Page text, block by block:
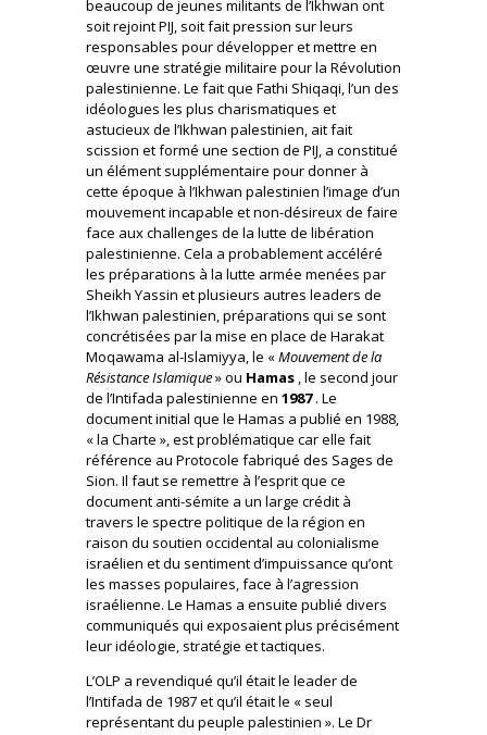
beaucoup de jeunes militants de l’Ikhwan ont
soit rejoint PIJ, soit fait pression sur leurs
responsables pour développer et mettre en
œuvre une stratégie militaire pour la Révolution
palestinienne. Le fait que Fathi Shiqaqi, l’un des
idéologues les plus charismatiques et
astucieux de l’Ikhwan palestinien, ait fait
scission et formé une section de PIJ, a constitué
un élément supplémentaire pour donner à
cette époque à l’Ikhwan palestinien l’image d’un
mouvement incapable et non-désireux de faire
face aux challenges de la lutte de libération
palestinienne. Cela a probablement accéléré
les préparations à la lutte armée menées par
Sheikh Yassin et plusieurs autres leaders de
l’Ikhwan palestinien, préparations qui se sont
concrétisées par la mise en place de Harakat
Moqawama al-Islamiyya, le «Mouvement de la
Résistance Islamique» ou Hamas , le second jour
de l’Intifada palestinienne en 1987. Le
document initial que le Hamas a publié en 1988,
« la Charte », est problématique car elle fait
référence au Protocole fabriqué des Sages de
Sion. Il faut se remettre à l’esprit que ce
document anti-sémite a un large crédit à
travers le spectre politique de la région en
raison du soutien occidental au colonialisme
israélien et du sentiment d’impuissance qu’ont
les masses populaires, face à l’agression
israélienne. Le Hamas a ensuite publié divers
communiqués qui exposaient plus précisément
leur idéologie, stratégie et tactiques.
L’OLP a revendiqué qu’il était le leader de
l’Intifada de 1987 et qu’il était le « seul
représentant du peuple palestinien ». Le Dr